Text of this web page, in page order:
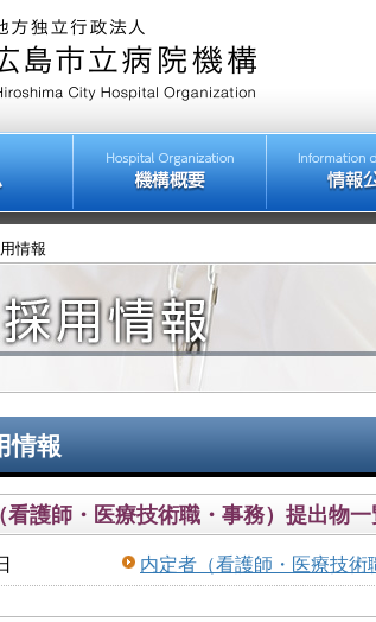
情報
情報
看護師・医療技術職・事務）提出物一
内定者（看護師・医療技術